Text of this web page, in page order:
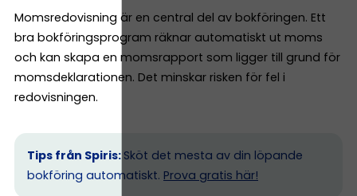
Momsredovisning är en central del av bokföringen. Ett
bra bokföringsprogram räknar automatiskt ut moms
och kan skapa en momsrapport som ligger till grund för
momsdeklarationen. Det minskar risken för fel i
redovisningen.
Tips från Spiris: Sköt det mesta av din löpande
bokföring automatiskt. Prova gratis här!